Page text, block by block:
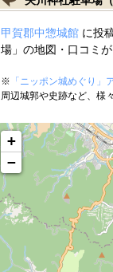
甲賀郡中惣城館に投
場」の地図・口コミが
※ 「ニッポン城めぐり」
周辺城郭や史跡など、様
+
−